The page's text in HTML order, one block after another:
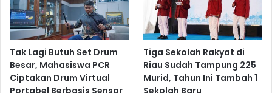
Tak Lagi Butuh Set Drum
Besar, Mahasiswa PCR
Ciptakan Drum Virtual
Portabel Berbasis Sensor
Tiga Sekolah Rakyat di
Riau Sudah Tampung 225
Murid, Tahun Ini Tambah 1
Sekolah Baru